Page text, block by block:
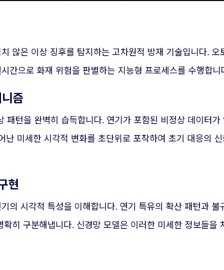
않은 이상 징후를 탐지하는 고차원적 방재 기술입니다.
간으로 화재 위험을 판별하는 지능형 프로세스를 수행합니
즘
턴을 완벽히 습득합니다. 연기가 포함된 비정상 데이터
미세한 시각적 변화를 초단위로 포착하여 초기 대응의
현
의 시각적 특성을 이해합니다. 연기 특유의 확산 패턴과
히 구분해냅니다. 신경망 모델은 이러한 미세한 정보들을